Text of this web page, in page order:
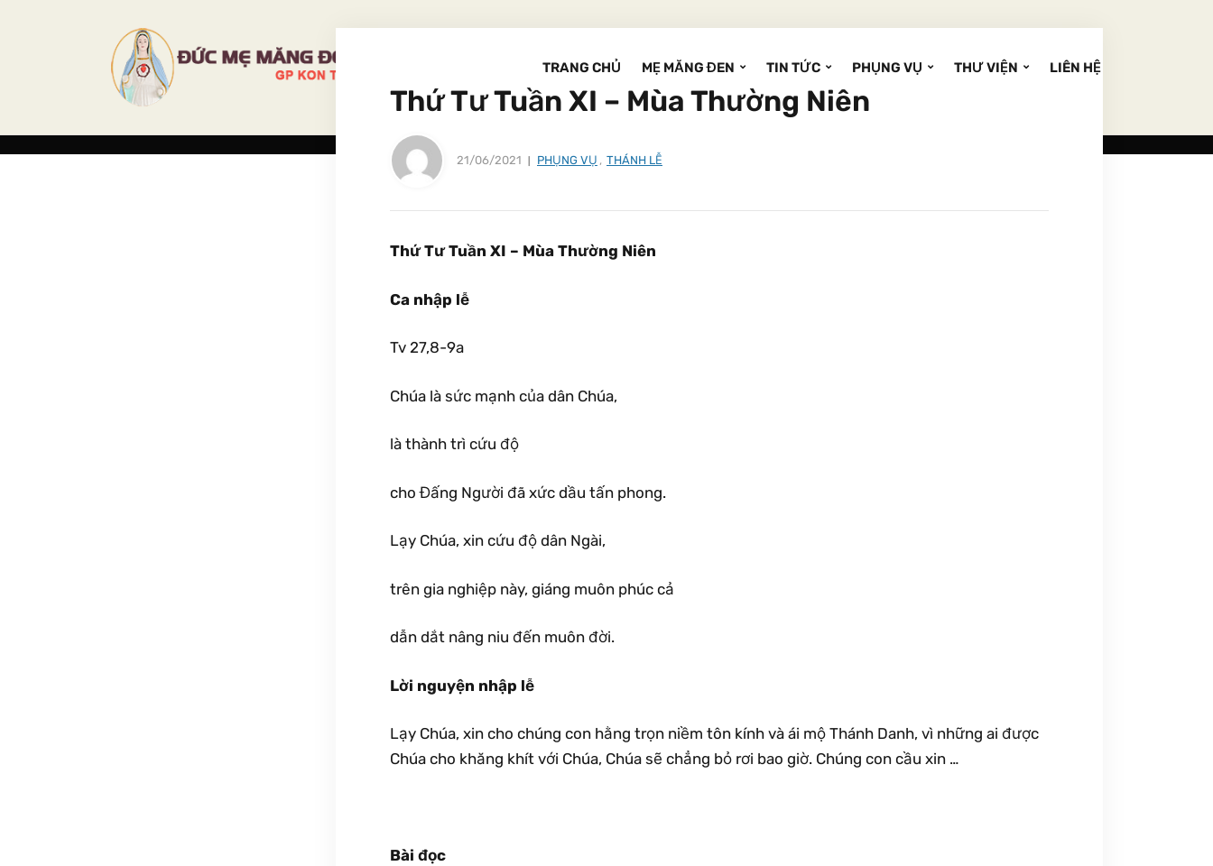
TRANG CHỦ MẸ MĂNG ĐEN TIN TỨC PHỤNG VỤ THƯ VIỆN LIÊN HỆ
Thứ Tư Tuần XI – Mùa Thường Niên
21/06/2021 PHỤNG VỤ , THÁNH LỄ
Thứ Tư Tuần XI – Mùa Thường Niên
Ca nhập lễ
Tv 27,8-9a
Chúa là sức mạnh của dân Chúa,
là thành trì cứu độ
cho Đấng Người đã xức dầu tấn phong.
Lạy Chúa, xin cứu độ dân Ngài,
trên gia nghiệp này, giáng muôn phúc cả
dẫn dắt nâng niu đến muôn đời.
Lời nguyện nhập lễ
Lạy Chúa, xin cho chúng con hằng trọn niềm tôn kính và ái mộ Thánh Danh, vì những ai được
Chúa cho khăng khít với Chúa, Chúa sẽ chẳng bỏ rơi bao giờ. Chúng con cầu xin …
Bài đọc